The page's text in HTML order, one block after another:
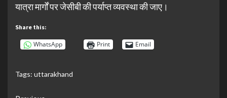
यात्रा मार्गों पर जेसीबी की पर्याप्त व्यवस्था की जाए।
Share this:
WhatsApp Print Email
Tags: uttarakhand